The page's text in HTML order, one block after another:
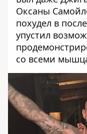
Оксаны
похудел в
упустил
со всеми